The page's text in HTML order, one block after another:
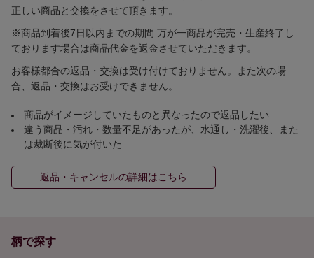
正しい商品と交換をさせて頂きます。
※商品到着後7日以内までの期間 万が一商品が完売・生産終了し
ております場合は商品代金を返金させていただきます。
お客様都合の返品・交換は受け付けておりません。また次の場
合、返品・交換はお受けできません。
商品がイメージしていたものと異なったので返品したい
違う商品・汚れ・数量不足があったが、水通し・洗濯後、また
は裁断後に気が付いた
返品・キャンセルの詳細はこちら
柄で探す